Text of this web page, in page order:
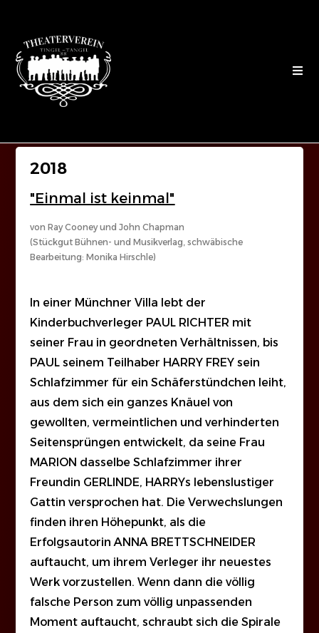
2018
"Einmal ist keinmal"
von Ray Cooney und John Chapman
(Stückgut Bühnen- und Musikverlag, schwäbische
Bearbeitung: Monika Hirschle)
In einer Münchner Villa lebt der
Kinderbuchverleger PAUL RICHTER mit
seiner Frau in geordneten Verhältnissen, bis
PAUL seinem Teilhaber HARRY FREY sein
Schlafzimmer für ein Schäferstündchen leiht,
aus dem sich ein ganzes Knäuel von
gewollten, vermeintlichen und verhinderten
Seitensprüngen entwickelt, da seine Frau
MARION dasselbe Schlafzimmer ihrer
Freundin GERLINDE, HARRYs lebenslustiger
Gattin versprochen hat. Die Verwechslungen
finden ihren Höhepunkt, als die
Erfolgsautorin ANNA BRETTSCHNEIDER
auftaucht, um ihrem Verleger ihr neuestes
Werk vorzustellen. Wenn dann die völlig
falsche Person zum völlig unpassenden
Moment auftaucht, schraubt sich die Spirale